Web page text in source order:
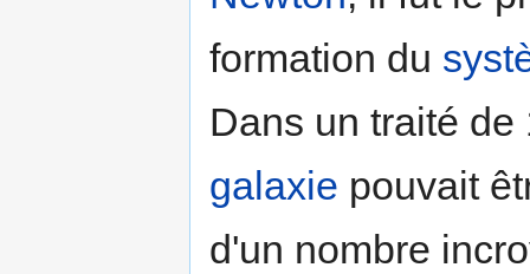
formation du
Dans un traité
galaxie pouvait
d'un nombre